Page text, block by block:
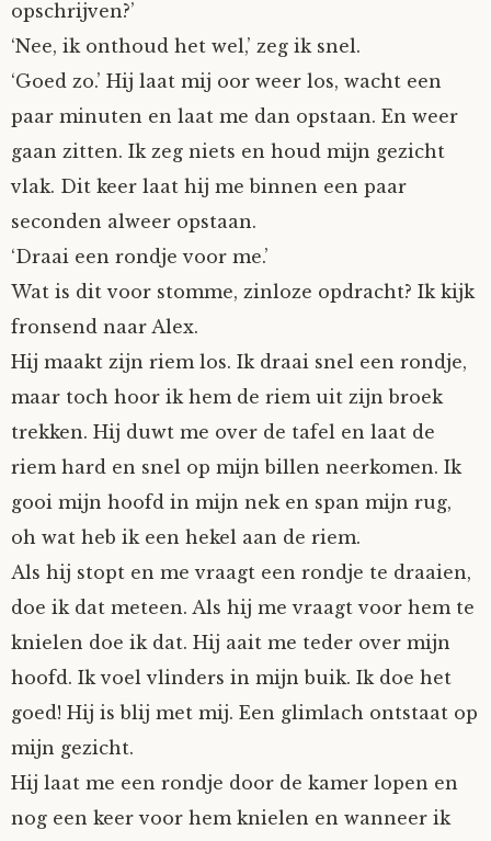
opschrijven?’
‘Nee, ik onthoud het wel,’ zeg ik snel.
‘Goed zo.’ Hij laat mij oor weer los, wacht een
paar minuten en laat me dan opstaan. En weer
gaan zitten. Ik zeg niets en houd mijn gezicht
vlak. Dit keer laat hij me binnen een paar
seconden alweer opstaan.
‘Draai een rondje voor me.’
Wat is dit voor stomme, zinloze opdracht? Ik kijk
fronsend naar Alex.
Hij maakt zijn riem los. Ik draai snel een rondje,
maar toch hoor ik hem de riem uit zijn broek
trekken. Hij duwt me over de tafel en laat de
riem hard en snel op mijn billen neerkomen. Ik
gooi mijn hoofd in mijn nek en span mijn rug,
oh wat heb ik een hekel aan de riem.
Als hij stopt en me vraagt een rondje te draaien,
doe ik dat meteen. Als hij me vraagt voor hem te
knielen doe ik dat. Hij aait me teder over mijn
hoofd. Ik voel vlinders in mijn buik. Ik doe het
goed! Hij is blij met mij. Een glimlach ontstaat op
mijn gezicht.
Hij laat me een rondje door de kamer lopen en
nog een keer voor hem knielen en wanneer ik